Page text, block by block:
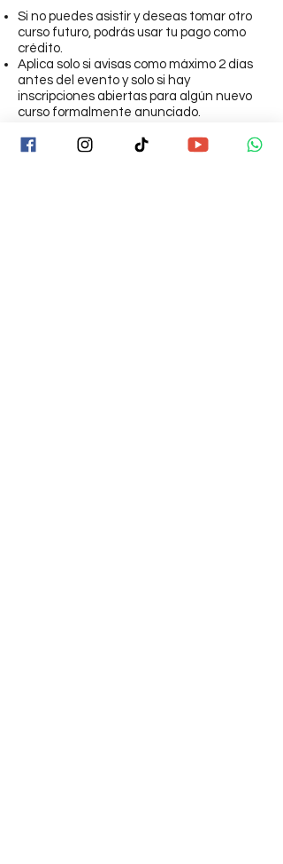
Si no puedes asistir y deseas tomar otro
curso futuro, podrás usar tu pago como
crédito.
Aplica solo si avisas como máximo 2 días
antes del evento y solo si hay
inscripciones abiertas para algún nuevo
curso formalmente anunciado.
monto se toma como reserva.